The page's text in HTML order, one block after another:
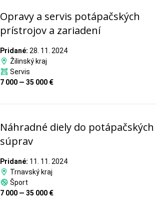
Opravy a servis potápačských
prístrojov a zariadení
Pridané: 28. 11. 2024
Žilinský kraj
Servis
7 000 — 35 000 €
Náhradné diely do potápačských
súprav
Pridané: 11. 11. 2024
Trnavský kraj
Šport
7 000 — 35 000 €